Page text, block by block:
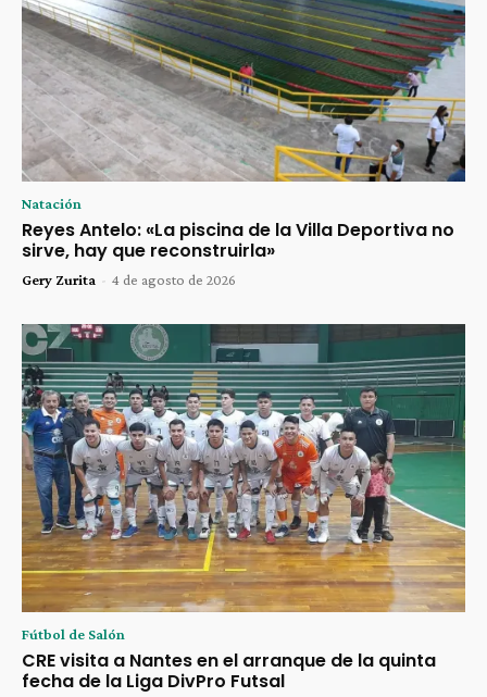
Natación
Reyes Antelo: «La piscina de la Villa Deportiva no
sirve, hay que reconstruirla»
Gery Zurita - 4 de agosto de 2026
Fútbol de Salón
CRE visita a Nantes en el arranque de la quinta
fecha de la Liga DivPro Futsal